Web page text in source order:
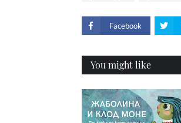
Facebook
You might like